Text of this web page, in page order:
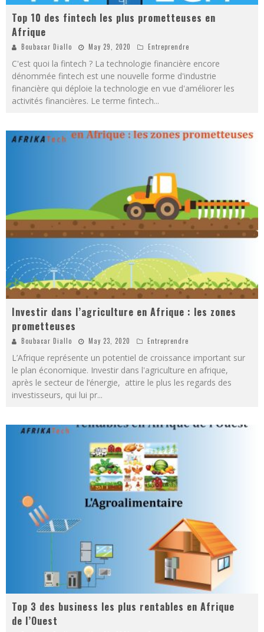
Top 10 des fintech les plus prometteuses en
Afrique
Boubacar Diallo May 29, 2020 Entreprendre
C'est quoi la fintech ? La technologie financière encore
dénommée fintech est une nouvelle forme d'industrie
financière qui déploie la technologie en vue d'améliorer les
activités financières. Le terme fintech...
Investir dans l’agriculture en Afrique : les zones
prometteuses
Boubacar Diallo May 23, 2020 Entreprendre
L’Afrique représente un potentiel de croissance important sur
le plan économique. Investir dans l'agriculture en afrique,
après le secteur de l’énergie, attire le plus les regards des
investisseurs, qui lui pr...
Top 3 des business les plus rentables en Afrique
de l’Ouest